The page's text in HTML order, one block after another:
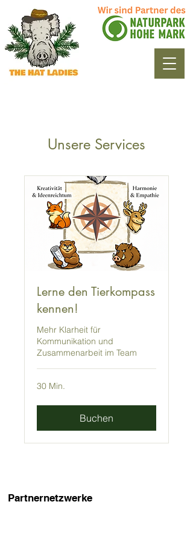
Unsere Services
Lerne den Tierkompass
kennen!
Mehr Klarheit für
Kommunikation und
Zusammenarbeit im Team
30 Min.
Buchen
Partnernetzwerke